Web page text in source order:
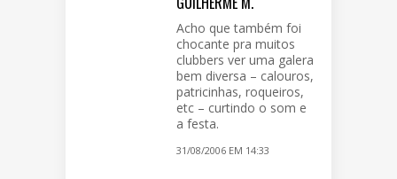
Acho que também foi
chocante pra muitos
clubbers ver uma galera
bem diversa – calouros,
patricinhas, roqueiros,
etc – curtindo o som e
a festa.
31/08/2006 EM 14:33